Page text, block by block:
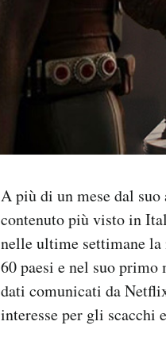
A più di un mese dal
contenuto più visto in
nelle ultime settimane
60 paesi e nel suo primo
dati comunicati da
interesse per gli scacchi